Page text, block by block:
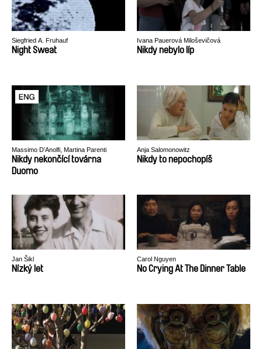
Siegfried A. Fruhauf
Night Sweat
Ivana Pauerová Miloševičová
Nikdy nebylo líp
Massimo D’Anolfi, Martina Parenti
Nikdy nekončící továrna
Duomo
Anja Salomonowitz
Nikdy to nepochopíš
Jan Šikl
Nízký let
Carol Nguyen
No Crying At The Dinner Table